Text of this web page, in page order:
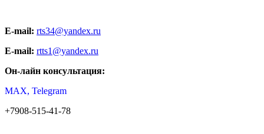
E-mail: rts34@yandex.ru
E-mail: rtts1@yandex.ru
Он-лайн консультация:
MAX, Telegram
+7908-515-41-78